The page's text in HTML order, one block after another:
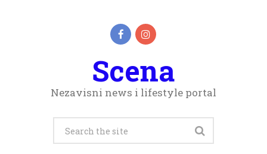
Scena
Nezavisni news i lifestyle portal